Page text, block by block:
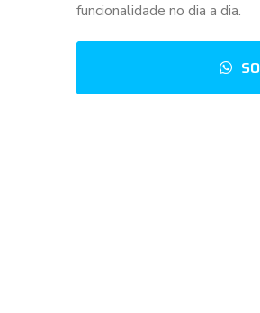
funcionalidade no dia a dia.